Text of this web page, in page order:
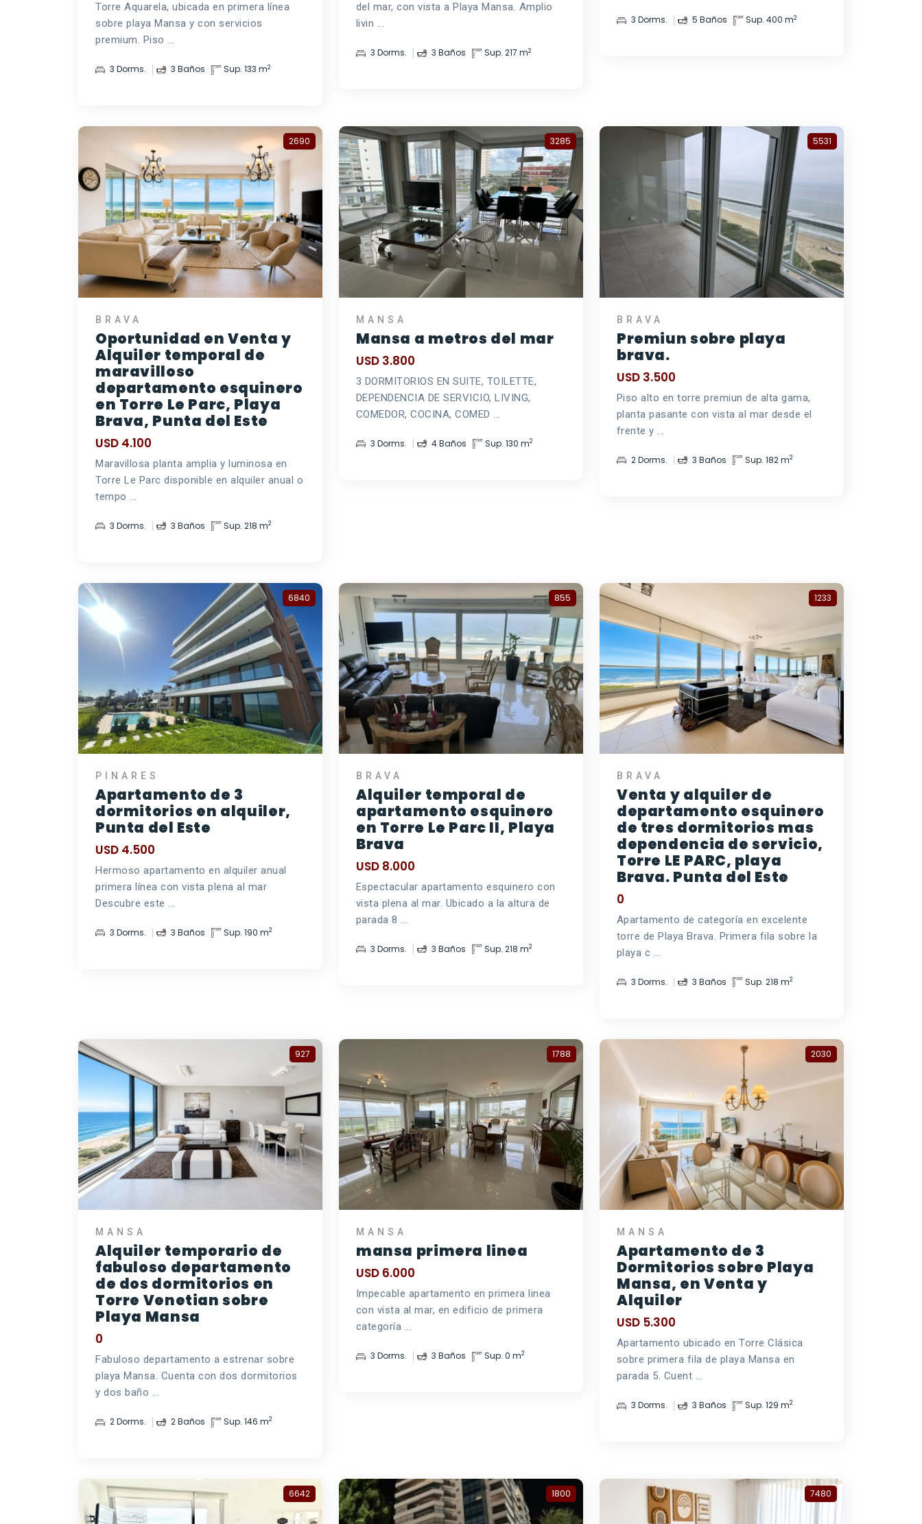
Torre Aquarela, ubicada en primera línea
sobre playa Mansa y con servicios
premium. Piso ...
3 Dorms. 3 Baños Sup. 133 m2
del mar, con vista a Playa Mansa. Amplio
livin ...
3 Dorms. 3 Baños Sup. 217 m2
3 Dorms. 5 Baños Sup. 400 m2
2690
BRAVA
Oportunidad en Venta y
Alquiler temporal de
maravilloso
departamento esquinero
en Torre Le Parc, Playa
Brava, Punta del Este
USD 4.100
Maravillosa planta amplia y luminosa en
Torre Le Parc disponible en alquiler anual o
tempo ...
3 Dorms. 3 Baños Sup. 218 m2
3285
MANSA
Mansa a metros del mar
USD 3.800
3 DORMITORIOS EN SUITE, TOILETTE,
DEPENDENCIA DE SERVICIO, LIVING,
COMEDOR, COCINA, COMED ...
3 Dorms. 4 Baños Sup. 130 m2
5531
BRAVA
Premiun sobre playa
brava.
USD 3.500
Piso alto en torre premiun de alta gama,
planta pasante con vista al mar desde el
frente y ...
2 Dorms. 3 Baños Sup. 182 m2
6840
PINARES
Apartamento de 3
dormitorios en alquiler,
Punta del Este
USD 4.500
Hermoso apartamento en alquiler anual
primera línea con vista plena al mar
Descubre este ...
3 Dorms. 3 Baños Sup. 190 m2
855
BRAVA
Alquiler temporal de
apartamento esquinero
en Torre Le Parc II, Playa
Brava
USD 8.000
Espectacular apartamento esquinero con
vista plena al mar. Ubicado a la altura de
parada 8 ...
3 Dorms. 3 Baños Sup. 218 m2
1233
BRAVA
Venta y alquiler de
departamento esquinero
de tres dormitorios mas
dependencia de servicio,
Torre LE PARC, playa
Brava. Punta del Este
0
Apartamento de categoría en excelente
torre de Playa Brava. Primera fila sobre la
playa c ...
3 Dorms. 3 Baños Sup. 218 m2
927
MANSA
Alquiler temporario de
fabuloso departamento
de dos dormitorios en
Torre Venetian sobre
Playa Mansa
0
Fabuloso departamento a estrenar sobre
playa Mansa. Cuenta con dos dormitorios
y dos baño ...
2 Dorms. 2 Baños Sup. 146 m2
1788
MANSA
mansa primera linea
USD 6.000
Impecable apartamento en primera linea
con vista al mar, en edificio de primera
categoría ...
3 Dorms. 3 Baños Sup. 0 m2
2030
MANSA
Apartamento de 3
Dormitorios sobre Playa
Mansa, en Venta y
Alquiler
USD 5.300
Apartamento ubicado en Torre Clásica
sobre primera fila de playa Mansa en
parada 5. Cuent ...
3 Dorms. 3 Baños Sup. 129 m2
6642 1800 7480